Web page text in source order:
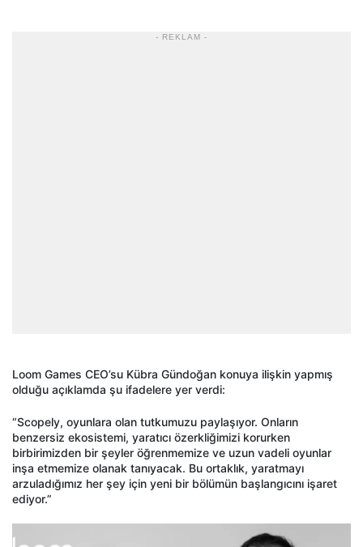
- REKLAM -
Loom Games CEO’su Kübra Gündoğan konuya ilişkin yapmış
olduğu açıklamda şu ifadelere yer verdi:
“Scopely, oyunlara olan tutkumuzu paylaşıyor. Onların
benzersiz ekosistemi, yaratıcı özerkliğimizi korurken
birbirimizden bir şeyler öğrenmemize ve uzun vadeli oyunlar
inşa etmemize olanak tanıyacak. Bu ortaklık, yaratmayı
arzuladığımız her şey için yeni bir bölümün başlangıcını işaret
ediyor.”